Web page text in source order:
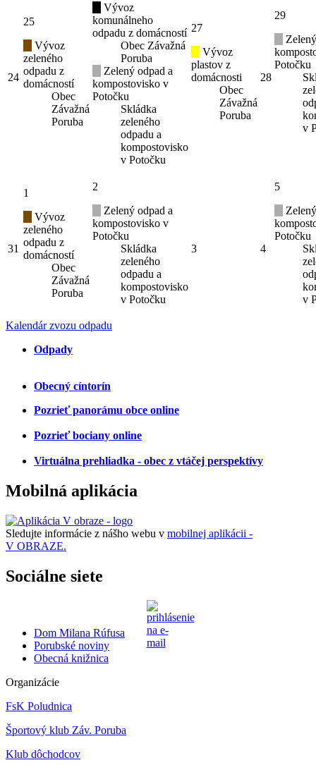
24
25
Vývoz
zeleného
odpadu z
domácností
Obec
Závažná
Poruba
Vývoz
komunálneho
odpadu z domácností
Obec Závažná
Poruba
Zelený odpad a
kompostovisko v
Potočku
Skládka
zeleného
odpadu a
kompostovisko
v Potočku
27
Vývoz
plastov z
domácnosti
Obec
Závažná
Poruba
28
29
Potočku
v
31
1
Vývoz
zeleného
odpadu z
domácností
Obec
Závažná
Poruba
2
Zelený odpad a
kompostovisko v
Potočku
Skládka
zeleného
odpadu a
kompostovisko
v Potočku
3 4
5
Potočku
v
Kalendár zvozu odpadu
Odpady
Obecný cíntorín
Pozrieť panorámu obce online
Pozrieť bociany online
Virtuálna prehliadka - obec z vtáčej perspektívy
Mobilná aplikácia
Sledujte informácie z nášho webu v mobilnej aplikácii -
V OBRAZE.
Sociálne siete
Dom Milana Rúfusa
Porubské noviny
Obecná knižnica
Organizácie
FsK Poludnica
Športový klub Záv. Poruba
Klub dôchodcov